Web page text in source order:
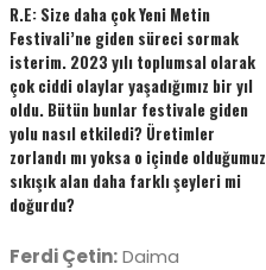
R.E: Size daha çok Yeni Metin
Festivali’ne giden süreci sormak
isterim. 2023 yılı toplumsal olarak
çok ciddi olaylar yaşadığımız bir yıl
oldu. Bütün bunlar festivale giden
yolu nasıl etkiledi? Üretimler
zorlandı mı yoksa o içinde olduğumuz
sıkışık alan daha farklı şeyleri mi
doğurdu?
Ferdi Çetin:Daima